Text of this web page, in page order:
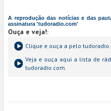
A reprodução das notícias e das
assinatura 'tudoradio.com'
Ouça e veja!:
Clique e ouça a pelo
Veja e ouça aqui a lista de
tudoradio.com.